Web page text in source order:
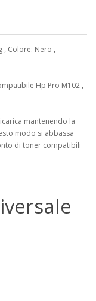
, Colore: Nero ,
Hp Pro M102 ,
mantenendo la
modo si abbassa
di toner compatibili